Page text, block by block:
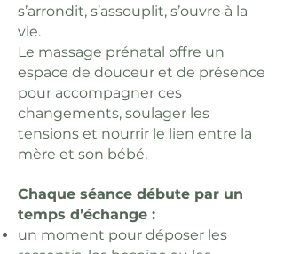
s’arrondit, s’assouplit, s’ouvre à la
vie.
Le massage prénatal offre un
espace de douceur et de présence
pour accompagner ces
changements, soulager les
tensions et nourrir le lien entre la
mère et son bébé.
Chaque séance débute par un
temps d’échange :
un moment pour déposer les